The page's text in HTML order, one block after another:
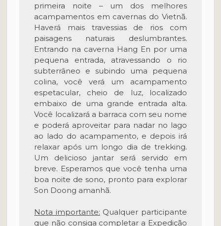
primeira noite – um dos melhores
acampamentos em cavernas do Vietnã.
Haverá mais travessias de rios com
paisagens naturais deslumbrantes.
Entrando na caverna Hang En por uma
pequena entrada, atravessando o rio
subterrâneo e subindo uma pequena
colina, você verá um acampamento
espetacular, cheio de luz, localizado
embaixo de uma grande entrada alta.
Você localizará a barraca com seu nome
e poderá aproveitar para nadar no lago
ao lado do acampamento, e depois irá
relaxar após um longo dia de trekking.
Um delicioso jantar será servido em
breve. Esperamos que você tenha uma
boa noite de sono, pronto para explorar
Son Doong amanhã.
Nota importante: Qualquer participante
que não consiga completar a Expedição